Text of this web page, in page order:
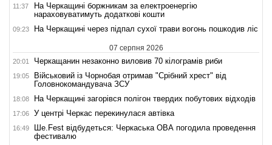
11:37
На Черкащині боржникам за електроенергію
нараховуватимуть додаткові кошти
09:23 На Черкащині через підпал сухої трави вогонь пошкодив ліс
07 серпня 2026
20:01 Черкащанин незаконно виловив 70 кілограмів риби
19:05
Військовий із Чорнобая отримав "Срібний хрест" від
Головнокомандувача ЗСУ
18:08 На Черкащині загорівся полігон твердих побутових відходів
17:06 У центрі Черкас перекинулася автівка
16:49
Ше.Fest відбудеться: Черкаська ОВА погодила проведення
фестивалю